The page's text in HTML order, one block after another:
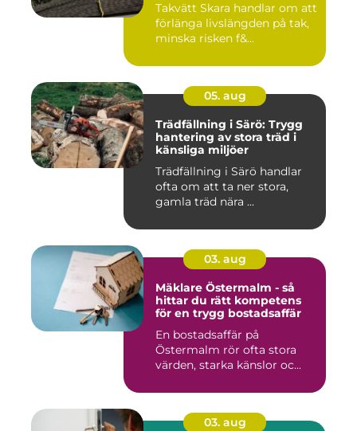
Takvätt Skara handlar om att
förlänga livslängden på tak,
minska risken f&...
05. aug
Trädfällning i Särö: Trygg
hantering av stora träd i
känsliga miljöer
Trädfällning i Särö handlar
ofta om att ta ner stora,
gamla träd nära ...
03. aug
Mäklare Östermalm - så
hittar du rätt kompetens
för en trygg bostadsaffär
En bostadsaffär på
Östermalm rör ofta stora
värden, starka känslor oc...
03. aug